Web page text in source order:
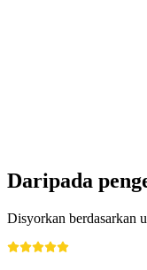
Daripada
Disyorkan berdasarkan